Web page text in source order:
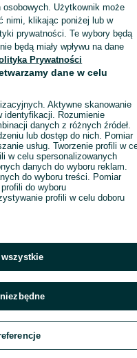
Wyświetlenia:
Użytkownik może
nimi, klikając poniżej lub w
prywatności. Te wybory będą
będą miały wpływu na dane
Prywatności
dane w celu
Aktywne skanowanie
identyfikacji. Rozumienie
danych z różnych źródeł.
lub dostęp do nich. Pomiar
usług. Tworzenie profili w
w celu spersonalizowanych
danych do wyboru reklam.
do wyboru treści. Pomiar
do wyboru
profili w celu doboru